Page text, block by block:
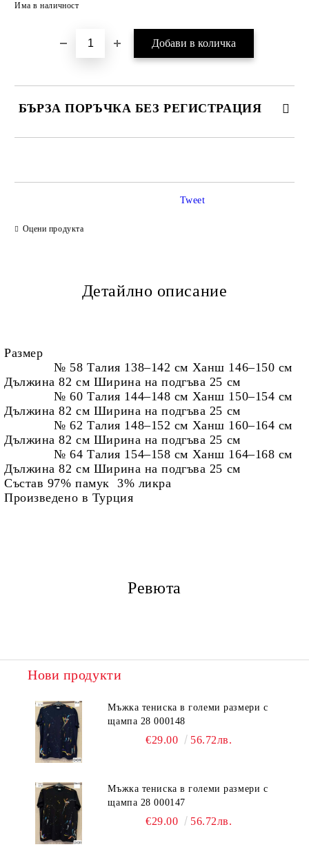
Има в наличност
БЪРЗА ПОРЪЧКА БЕЗ РЕГИСТРАЦИЯ
Оцени продукта
Tweet
Детайлно описание
Размер
№ 58 Талия 138–142 см Ханш 146–150 см
Дължина 82 см Ширина на подгъва 25 см
№ 60 Талия 144–148 см Ханш 150–154 см
Дължина 82 см Ширина на подгъва 25 см
№ 62 Талия 148–152 см Ханш 160–164 см
Дължина 82 см Ширина на подгъва 25 см
№ 64 Талия 154–158 см Ханш 164–168 см
Дължина 82 см Ширина на подгъва 25 см
Състав 97% памук 3% ликра
Произведено в Турция
Ревюта
Нови продукти
Мъжка тениска в големи размери с
щампа 28 000148
€29.00 56.72лв.
Мъжка тениска в големи размери с
щампа 28 000147
€29.00 56.72лв.